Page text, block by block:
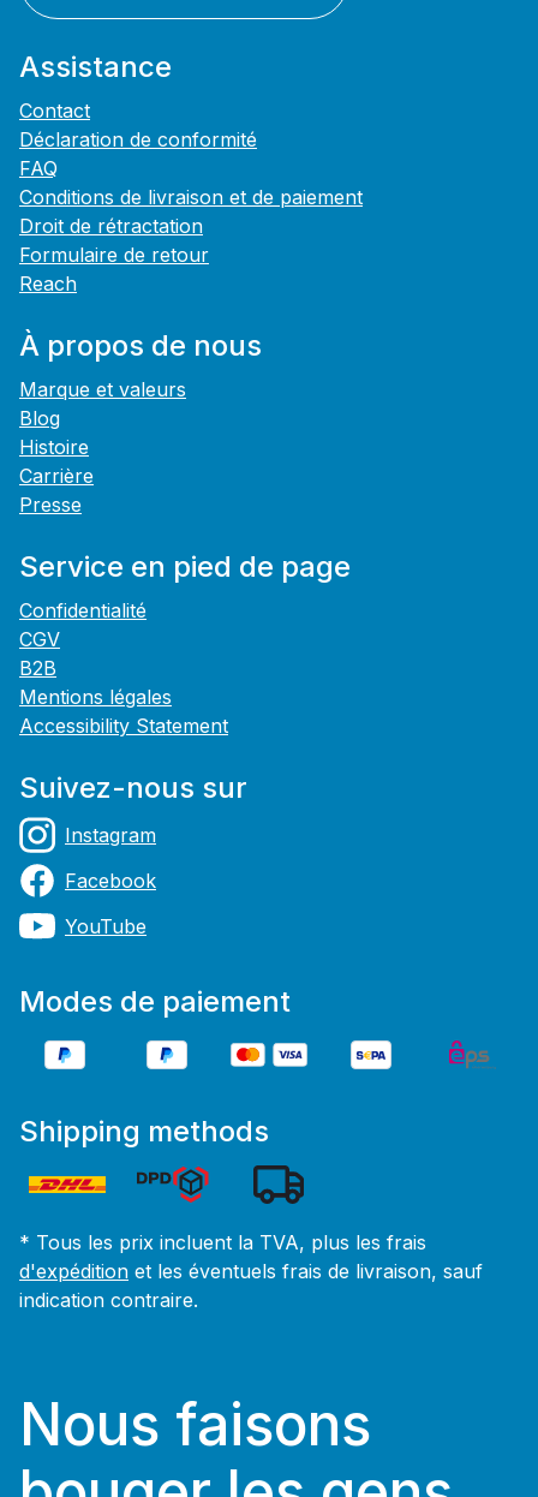
Assistance
Contact
Déclaration de conformité
FAQ
Conditions de livraison et de paiement
Droit de rétractation
Formulaire de retour
Reach
À propos de nous
Marque et valeurs
Blog
Histoire
Carrière
Presse
Service en pied de page
Confidentialité
CGV
B2B
Mentions légales
Accessibility Statement
Suivez-nous sur
Instagram
Facebook
YouTube
Modes de paiement
Shipping methods
* Tous les prix incluent la TVA, plus les frais
d'expédition et les éventuels frais de livraison, sauf
indication contraire.
Nous faisons